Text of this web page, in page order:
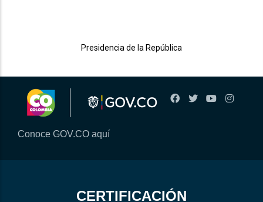
Presidencia de la República
Conoce GOV.CO aquí
CERTIFICACIÓN